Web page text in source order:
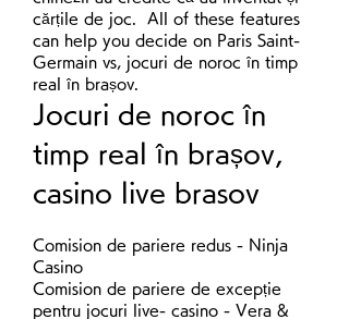
cărțile de joc.  All of these features
can help you decide on Paris Saint-
Germain vs, jocuri de noroc în timp
real în brașov.
Jocuri de noroc în
timp real în brașov,
casino live brasov
Comision de pariere redus - Ninja
Casino
Comision de pariere de excepție
pentru jocuri live- casino - Vera &